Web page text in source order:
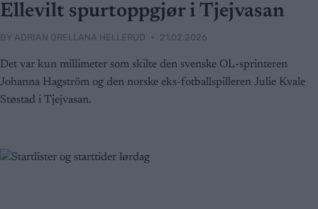
Ellevilt spurtoppgjør i Tjejvasan
BY ADRIAN ORELLANA HELLERUD 21.02.2026
Det var kun millimeter som skilte den svenske OL-sprinteren
Johanna Hagström og den norske eks-fotballspilleren Julie Kvale
Støstad i Tjejvasan.